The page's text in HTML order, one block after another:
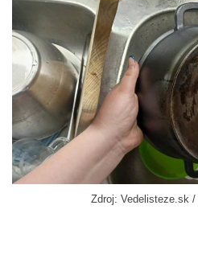
Zdroj: Vedelisteze.sk